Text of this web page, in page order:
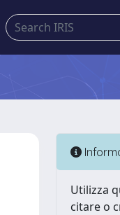
Utilizza
citare o